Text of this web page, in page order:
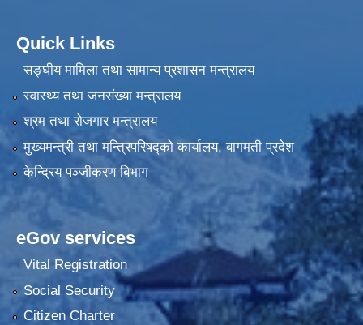
Quick Links
सङ्घीय मामिला तथा सामान्य प्रशासन मन्त्रालय
स्वास्थ्य तथा जनसंख्या मन्त्रालय
श्रम तथा रोजगार मन्त्रालय
मुख्यमन्त्री तथा मन्त्रिपरिषद्को कार्यालय, बागमती प्रदेश
केन्द्रिय पञ्जीकरण बिभाग
eGov services
Vital Registration
Social Security
Citizen Charter